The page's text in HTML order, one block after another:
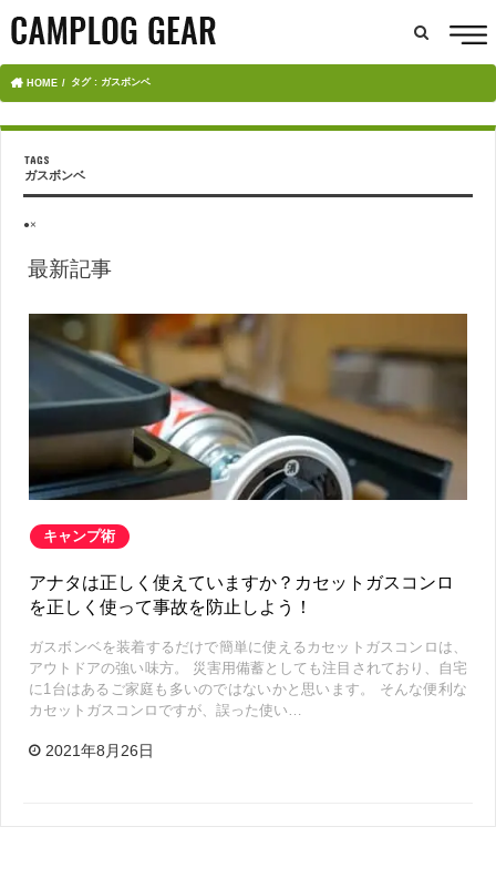
HOME タグ : ガスボンベ
ガスボンベ
●×
最新記事
キャンプ術
アナタは正しく使えていますか？カセットガスコンロ
を正しく使って事故を防止しよう！
ガスボンベを装着するだけで簡単に使えるカセットガスコンロは、
アウトドアの強い味方。 災害用備蓄としても注目されており、自宅
に1台はあるご家庭も多いのではないかと思います。 そんな便利な
カセットガスコンロですが、誤った使い…
2021年8月26日